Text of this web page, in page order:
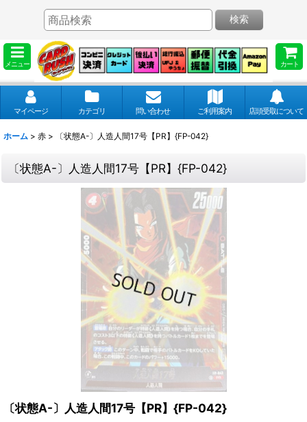
メニュー カート
検索
マイページ カテゴリ 問い合わせ ご利用案内 店頭受取について
ホーム > 赤 > 〔状態A-〕人造人間17号【PR】{FP-042}
〔状態A-〕人造人間17号【PR】{FP-042}
〔状態A-〕人造人間17号【PR】{FP-042}